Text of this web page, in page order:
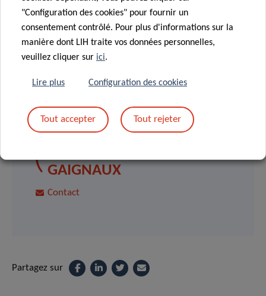
SCIENTIFIC CONTACT
AMÉLIE
GAIGNAUX
Contact
Partagez sur
"Configuration des cookies" pour fournir un
consentement contrôlé. Pour plus d'informations sur la
manière dont LIH traite vos données personnelles,
veuillez cliquer sur ici.
Lire plus Configuration des cookies
Tout accepter Tout rejeter